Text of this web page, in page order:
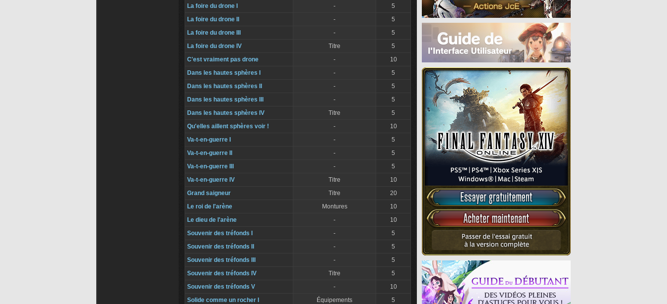
La foire du drone I
-
5
La foire du drone II
-
5
La foire du drone III
-
5
La foire du drone IV
Titre
5
C'est vraiment pas drone
-
10
Dans les hautes sphères I
-
5
Dans les hautes sphères II
-
5
Dans les hautes sphères III
-
5
Dans les hautes sphères IV
Titre
5
Qu'elles aillent sphères voir !
-
10
Va-t-en-guerre I
-
5
Va-t-en-guerre II
-
5
Va-t-en-guerre III
-
5
Va-t-en-guerre IV
Titre
10
Grand saigneur
Titre
20
Le roi de l'arène
Montures
10
Le dieu de l'arène
-
10
Souvenir des tréfonds I
-
5
Souvenir des tréfonds II
-
5
Souvenir des tréfonds III
-
5
Souvenir des tréfonds IV
Titre
5
Souvenir des tréfonds V
-
10
Solide comme un rocher I
Équipements
5